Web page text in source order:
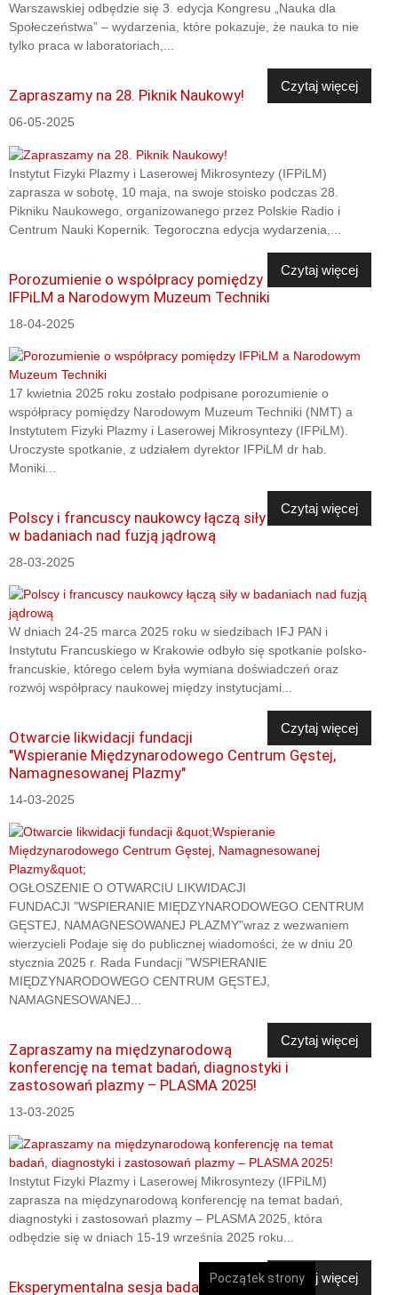
Warszawskiej odbędzie się 3. edycja Kongresu „Nauka dla
Społeczeństwa” – wydarzenia, które pokazuje, że nauka to nie
tylko praca w laboratoriach,...
Czytaj więcej
Zapraszamy na 28. Piknik Naukowy!
06-05-2025
Instytut Fizyki Plazmy i Laserowej Mikrosyntezy (IFPiLM)
zaprasza w sobotę, 10 maja, na swoje stoisko podczas 28.
Pikniku Naukowego, organizowanego przez Polskie Radio i
Centrum Nauki Kopernik. Tegoroczna edycja wydarzenia,...
Czytaj więcej
Porozumienie o współpracy pomiędzy
IFPiLM a Narodowym Muzeum Techniki
18-04-2025
17 kwietnia 2025 roku zostało podpisane porozumienie o
współpracy pomiędzy Narodowym Muzeum Techniki (NMT) a
Instytutem Fizyki Plazmy i Laserowej Mikrosyntezy (IFPiLM).
Uroczyste spotkanie, z udziałem dyrektor IFPiLM dr hab.
Moniki...
Czytaj więcej
Polscy i francuscy naukowcy łączą siły
w badaniach nad fuzją jądrową
28-03-2025
W dniach 24-25 marca 2025 roku w siedzibach IFJ PAN i
Instytutu Francuskiego w Krakowie odbyło się spotkanie polsko-
francuskie, którego celem była wymiana doświadczeń oraz
rozwój współpracy naukowej między instytucjami...
Czytaj więcej
Otwarcie likwidacji fundacji
"Wspieranie Międzynarodowego Centrum Gęstej,
Namagnesowanej Plazmy"
14-03-2025
OGŁOSZENIE O OTWARCIU LIKWIDACJI
FUNDACJI "WSPIERANIE MIĘDZYNARODOWEGO CENTRUM
GĘSTEJ, NAMAGNESOWANEJ PLAZMY"wraz z wezwaniem
wierzycieli Podaje się do publicznej wiadomości, że w dniu 20
stycznia 2025 r. Rada Fundacji "WSPIERANIE
MIĘDZYNARODOWEGO CENTRUM GĘSTEJ,
NAMAGNESOWANEJ...
Czytaj więcej
Zapraszamy na międzynarodową
konferencję na temat badań, diagnostyki i
zastosowań plazmy – PLASMA 2025!
13-03-2025
Instytut Fizyki Plazmy i Laserowej Mikrosyntezy (IFPiLM)
zaprasza na międzynarodową konferencję na temat badań,
diagnostyki i zastosowań plazmy – PLASMA 2025, która
odbędzie się w dniach 15-19 września 2025 roku...
Czytaj więcej
Eksperymentalna sesja badawcza wPoczątek strony